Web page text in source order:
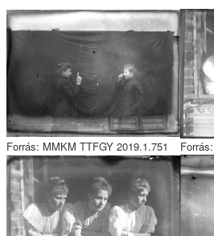
Forrás: MMKM TTFGY 2019.1.751